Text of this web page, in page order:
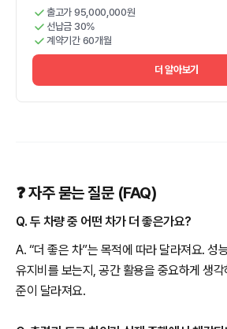
출고가 95,000,000원
선납금 30%
계약기간 60개월
더 알아보기
❓ 자주 묻는 질문 (FAQ)
Q. 두 차량 중 어떤 차가 더 좋은가요?
A. “더 좋은 차”는 목적에 따라 달라져요. 성
유지비를 보는지, 공간 활용을 중요하게 생
준이 달라져요.